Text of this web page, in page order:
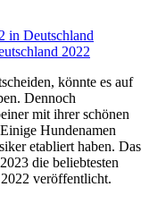
in Deutschland
2022
könnte es auf
Dennoch
mit ihrer schönen
Hundenamen
etabliert haben. Das
die beliebtesten
veröffentlicht.